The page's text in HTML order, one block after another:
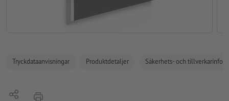
Tryckdataanvisningar Produktdetaljer Säkerhets- och
Dela erbjudande